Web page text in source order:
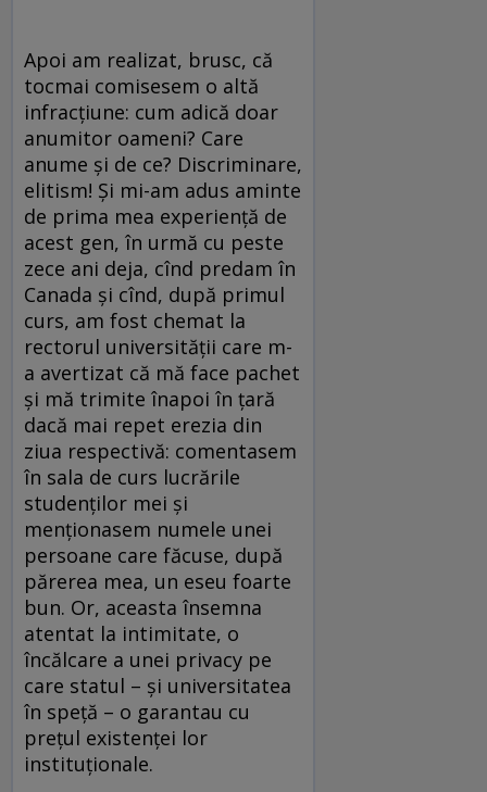
Apoi am realizat, brusc, că
tocmai comisesem o altă
infracţiune: cum adică doar
anumitor oameni? Care
anume şi de ce? Discriminare,
elitism! Şi mi-am adus aminte
de prima mea experienţă de
acest gen, în urmă cu peste
zece ani deja, cînd predam în
Canada şi cînd, după primul
curs, am fost chemat la
rectorul universităţii care m-
a avertizat că mă face pachet
şi mă trimite înapoi în ţară
dacă mai repet erezia din
ziua respectivă: comentasem
în sala de curs lucrările
studenţilor mei şi
menţionasem numele unei
persoane care făcuse, după
părerea mea, un eseu foarte
bun. Or, aceasta însemna
atentat la intimitate, o
încălcare a unei privacy pe
care statul – şi universitatea
în speţă – o garantau cu
preţul existenţei lor
instituţionale.